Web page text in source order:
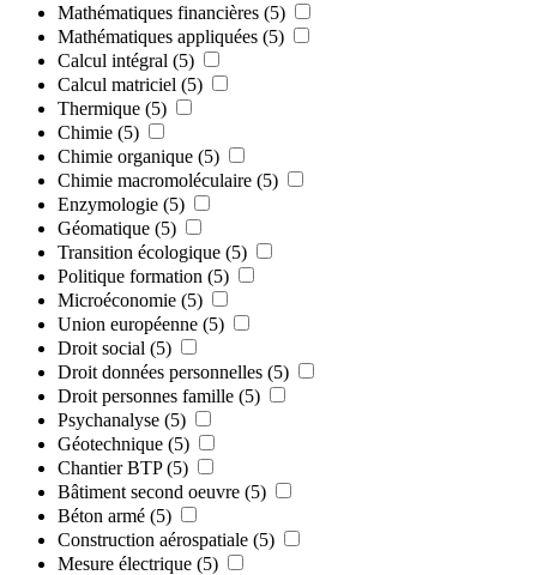
Mathématiques financières (5)
Mathématiques appliquées (5)
Calcul intégral (5)
Calcul matriciel (5)
Thermique (5)
Chimie (5)
Chimie organique (5)
Chimie macromoléculaire (5)
Enzymologie (5)
Géomatique (5)
Transition écologique (5)
Politique formation (5)
Microéconomie (5)
Union européenne (5)
Droit social (5)
Droit données personnelles (5)
Droit personnes famille (5)
Psychanalyse (5)
Géotechnique (5)
Chantier BTP (5)
Bâtiment second oeuvre (5)
Béton armé (5)
Construction aérospatiale (5)
Mesure électrique (5)